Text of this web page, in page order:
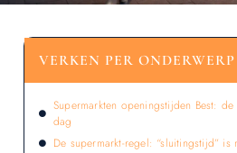
VERKEN PER ONDERWERP
Supermarkten openingstijden Best:
dag
De supermarkt-regel: “sluitingstijd”